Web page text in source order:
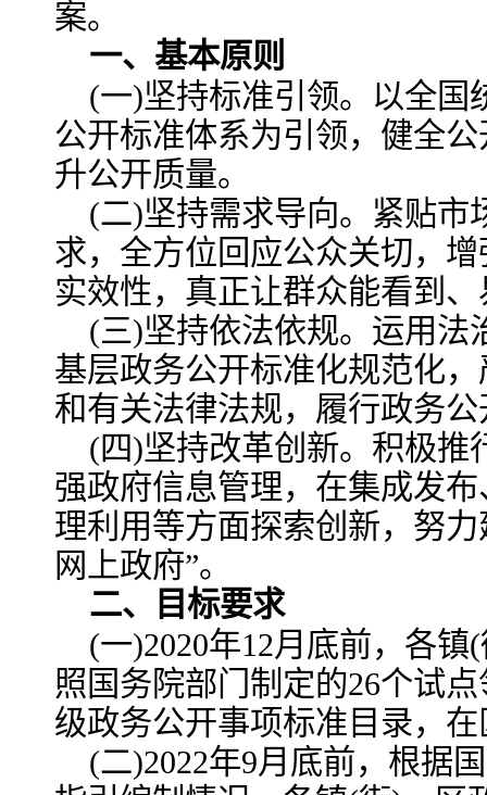
案。
一、基本原则
(一)坚持标准引领。以全国
公开标准体系为引领，健全
升公开质量。
(二)坚持需求导向。紧贴市
求，全方位回应公众关切，
实效性，真正让群众能看到
(三)坚持依法依规。运用法
基层政务公开标准化规范化
和有关法律法规，履行政务
(四)坚持改革创新。积极推
强政府信息管理，在集成发
理利用等方面探索创新，努
网上政府”。
二、目标要求
(一)2020年12月底前，各
照国务院部门制定的26个试
级政务公开事项标准目录，
(二)2022年9月底前，根据